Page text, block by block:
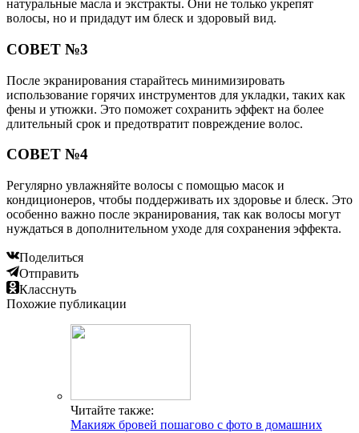
натуральные масла и экстракты. Они не только укрепят
волосы, но и придадут им блеск и здоровый вид.
СОВЕТ №3
После экранирования старайтесь минимизировать
использование горячих инструментов для укладки, таких как
фены и утюжки. Это поможет сохранить эффект на более
длительный срок и предотвратит повреждение волос.
СОВЕТ №4
Регулярно увлажняйте волосы с помощью масок и
кондиционеров, чтобы поддерживать их здоровье и блеск. Это
особенно важно после экранирования, так как волосы могут
нуждаться в дополнительном уходе для сохранения эффекта.
Поделиться
Отправить
Класснуть
Похожие публикации
Читайте также:
Макияж бровей пошагово с фото в домашних